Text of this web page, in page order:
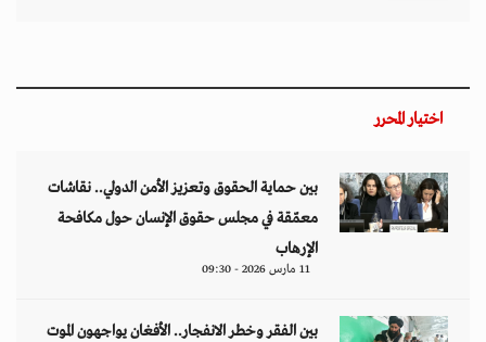
اختيار المحرر
بين حماية الحقوق وتعزيز الأمن الدولي.. نقاشات
معمّقة في مجلس حقوق الإنسان حول مكافحة
الإرهاب
11 مارس 2026 - 09:30
بين الفقر وخطر الانفجار.. الأفغان يواجهون الموت